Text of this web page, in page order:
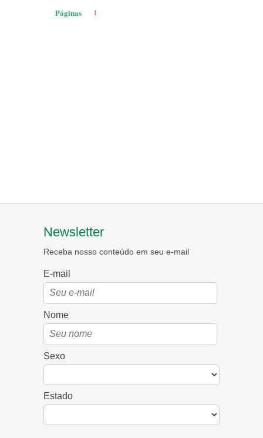
Páginas 1
Newsletter
Receba nosso conteúdo em seu e-mail
E-mail
Nome
Sexo
Estado